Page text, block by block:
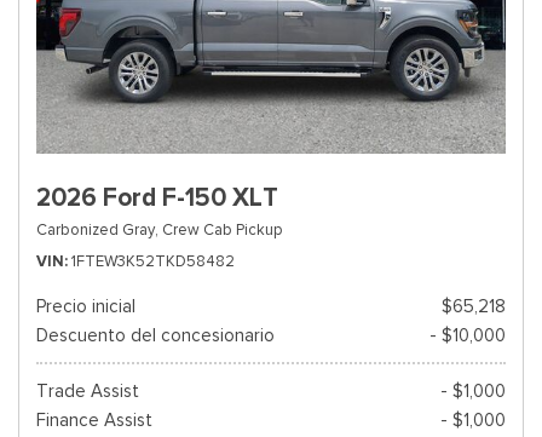
2026 Ford F-150 XLT
Carbonized Gray, Crew Cab Pickup
VIN 1FTEW3K52TKD58482
Precio inicial
$65,218
Descuento del concesionario
- $10,000
Trade Assist
- $1,000
Finance Assist
- $1,000